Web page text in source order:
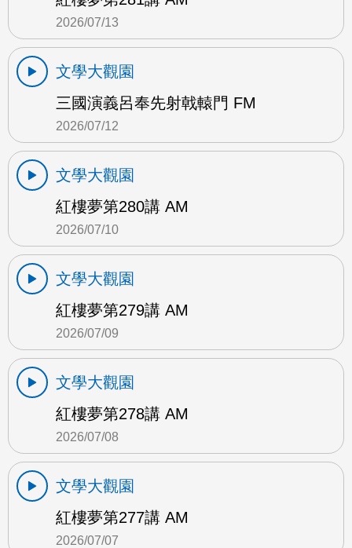
2026/07/13
文學大觀園
三國演義呂奉先射戟轅門 FM
2026/07/12
文學大觀園
紅樓夢第280講 AM
2026/07/10
文學大觀園
紅樓夢第279講 AM
2026/07/09
文學大觀園
紅樓夢第278講 AM
2026/07/08
文學大觀園
紅樓夢第277講 AM
2026/07/07